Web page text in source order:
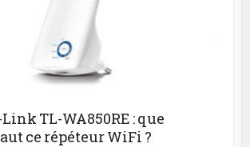
TL-WA850RE : que
ce répéteur WiFi ?